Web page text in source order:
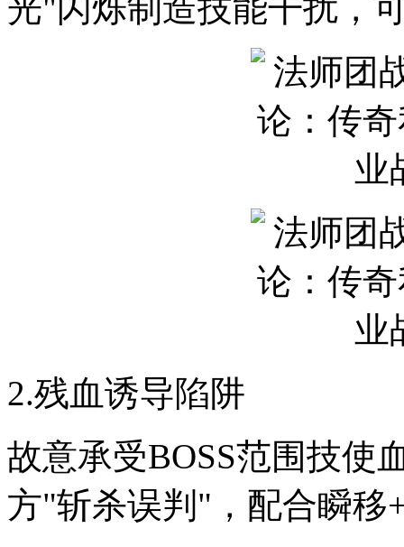
光"闪烁制造技能干扰，
2.残血诱导陷阱
故意承受BOSS范围技使
方"斩杀误判"，配合瞬移